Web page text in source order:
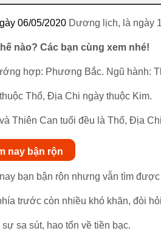
06/05/2020 Dương lịch, là ngày
nào? Các bạn cùng xem nhé!
hợp: Phương Bắc. Ngũ hành:
Thổ, Địa Chi ngày thuộc Kim.
Thiên Can tuổi đều là Thổ, Địa
nay bận rộn
bạn bận rộn nhưng vẫn tìm
trước còn nhiều khó khăn, đòi
sa sút, hao tổn về tiền bạc.